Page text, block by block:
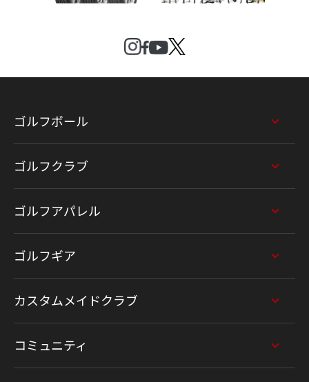
ゴルフボール
ゴルフクラブ
ゴルフアパレル
ゴルフギア
カスタムメイドクラブ
コミュニティ